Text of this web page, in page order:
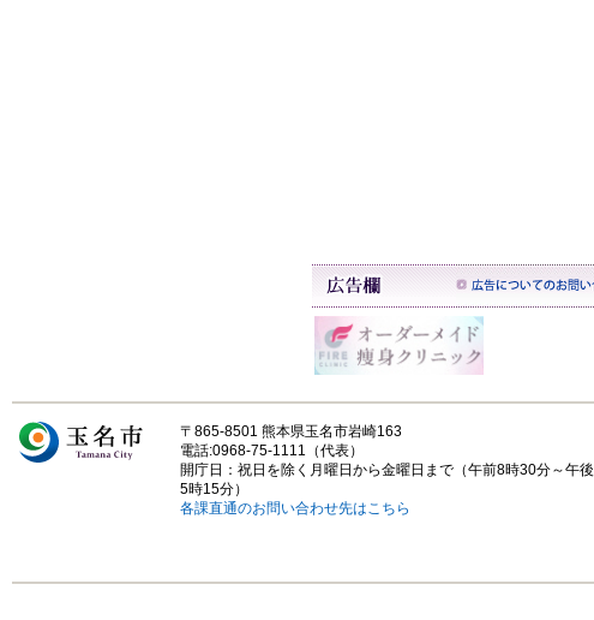
〒865-8501 熊本県玉名市岩崎163
電話:0968-75-1111（代表）
開庁日：祝日を除く月曜日から金曜日まで（午前8時30分～午後
5時15分）
各課直通のお問い合わせ先はこちら